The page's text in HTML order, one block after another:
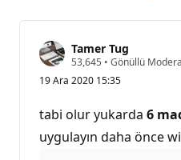
Tamer Tug
53,645 S
y
n
l
ı
• Gönüllü
19 Ara 2020 15:35
tabi olur yukarda 6
uygulayın daha önce